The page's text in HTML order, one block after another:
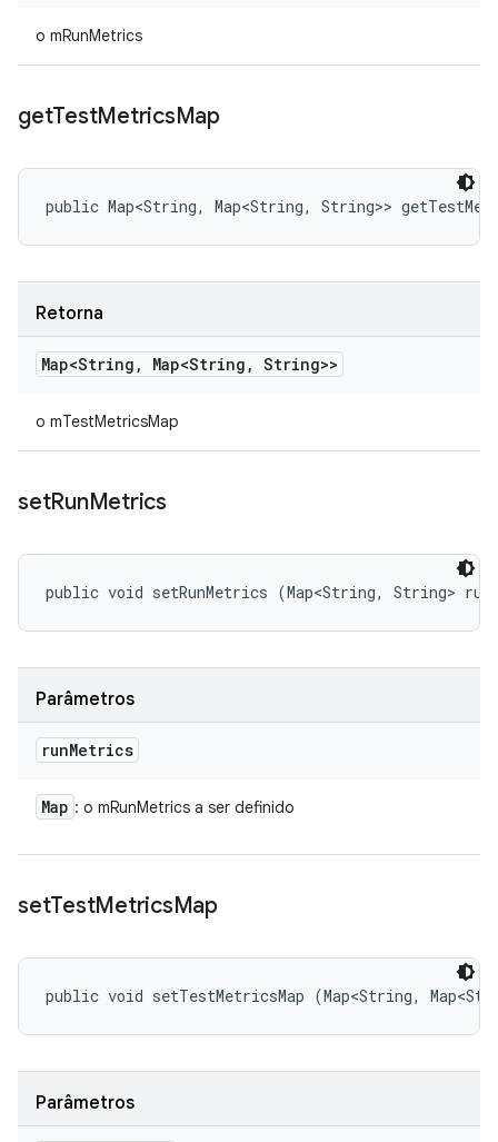
o mRunMetrics
getTestMetricsMap
public Map<String, Map<String, String>>
Retorna
Map<String , Map<String , String>>
o mTestMetricsMap
setRunMetrics
public void setRunMetrics (Map<String, String>
Parâmetros
runMetrics
Map : o mRunMetrics a ser definido
setTestMetricsMap
public void setTestMetricsMap (Map<String,
Parâmetros